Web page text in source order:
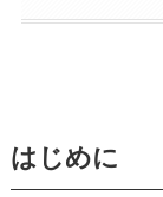
はじめに